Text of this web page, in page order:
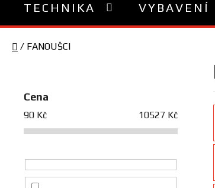
TECHNIKA VYBAVENÍ
Domů
/ FANOUŠCI
Cena
90 Kč 10527 Kč